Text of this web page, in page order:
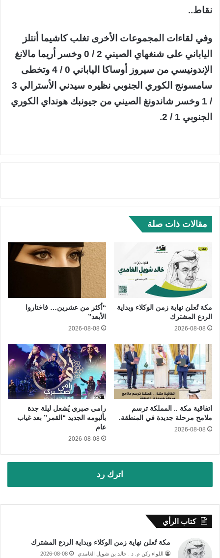
نقاط..
وفي لقاءات المجموعات الأخرى تغلب كاشيما أنتلز
الياباني على شنغهاي الصيني 2 / 0 وخسر أريما مالانغ
الإندونيسي من سيروز أوساكا الياباني 0 / 4 وتخطى
سامسونج الكوري الجنوبي نظيره سيدني الأسترالي 3
/ 1 وخسر شاندونغ الصيني من جيونبك هونداي الكوري
الجنوبي 1 / 2.
مقالات ذات صلة
مكة تُعلن نهاية زمن الوكلاء وبداية
الردع المشترك
2026-08-08
“أكثر من عشرين… فاختاروا
الأبعد”
2026-08-08
اتفاقية مكة .. المملكة ترسم
ملامح مرحلة جديدة في المنطقة.
2026-08-08
رامي صبري يُشعل ليلة جدة
بألبومه الجديد “القمر” بعد غياب
عام
2026-08-08
اترك رد
كتاب الرأي
مكة تُعلن نهاية زمن الوكلاء وبداية الردع المشترك
اللواء ركن م. د . خالد بن شويل الغامدي 2026-08-08